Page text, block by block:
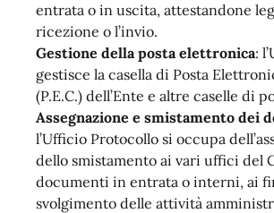
entrata o in uscita, attestandone
ricezione o l’invio.
Gestione della posta elettronica:
gestisce la casella di Posta
(P.E.C.) dell’Ente e altre caselle di
Assegnazione e smistamento dei
l’Ufficio Protocollo si occupa
dello smistamento ai vari uffici del
documenti in entrata o interni, ai
svolgimento delle attività